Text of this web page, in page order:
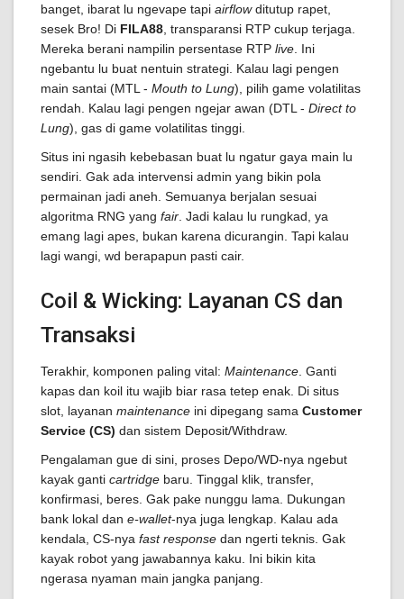
banget, ibarat lu ngevape tapi airflowditutup rapet,
sesek Bro! Di FILA88 , transparansi RTP cukup terjaga.
Mereka berani nampilin persentase RTP live . Ini
ngebantu lu buat nentuin strategi. Kalau lagi pengen
main santai (MTL - Mouth to Lung), pilih game volatilitas
rendah. Kalau lagi pengen ngejar awan (DTL - Direct to
Lung), gas di game volatilitas tinggi.
Situs ini ngasih kebebasan buat lu ngatur gaya main lu
sendiri. Gak ada intervensi admin yang bikin pola
permainan jadi aneh. Semuanya berjalan sesuai
algoritma RNG yang fair . Jadi kalau lu rungkad, ya
emang lagi apes, bukan karena dicurangin. Tapi kalau
lagi wangi, wd berapapun pasti cair.
Coil & Wicking: Layanan CS dan
Transaksi
Terakhir, komponen paling vital: Maintenance . Ganti
kapas dan koil itu wajib biar rasa tetep enak. Di situs
slot, layanan maintenance ini dipegang sama Customer
Service (CS) dan sistem Deposit/Withdraw.
Pengalaman gue di sini, proses Depo/WD-nya ngebut
kayak ganti cartridge baru. Tinggal klik, transfer,
konfirmasi, beres. Gak pake nunggu lama. Dukungan
bank lokal dan e-wallet-nya juga lengkap. Kalau ada
kendala, CS-nya fast response dan ngerti teknis. Gak
kayak robot yang jawabannya kaku. Ini bikin kita
ngerasa nyaman main jangka panjang.